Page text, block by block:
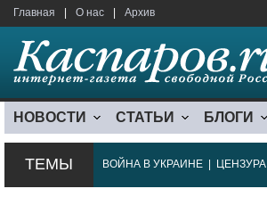
Главная О нас Архив
НОВОСТИ СТАТЬИ БЛОГИ
ТЕМЫ ВОЙНА В УКРАИНЕ ЦЕНЗУРА